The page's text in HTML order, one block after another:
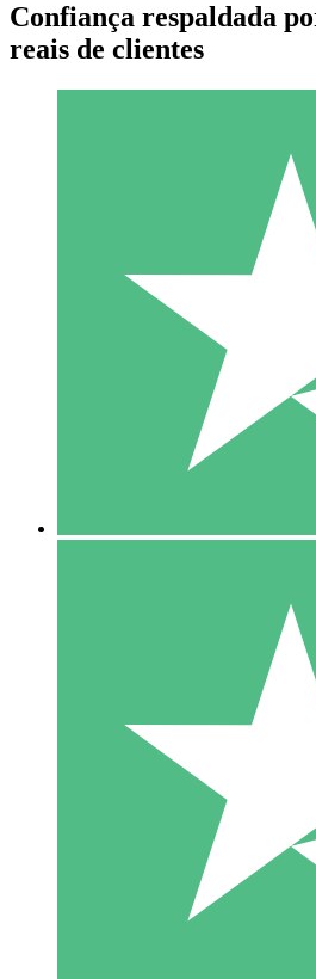
Pacotes de
Pague conforme o uso com
1000
10 Downloads
20 00
Confiança respaldada
reais de clientes